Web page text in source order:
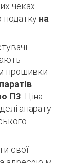
чеках
податку на
прошивки
ПЗ . Ціна
апарату